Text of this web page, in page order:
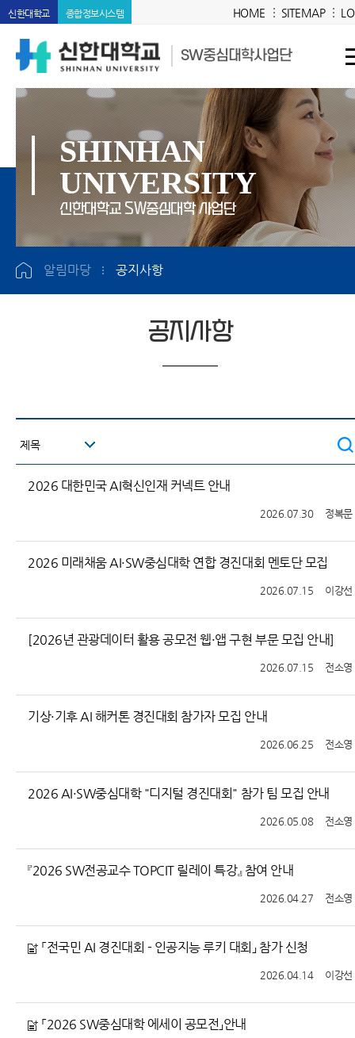
신한대학교 종합정보시스템 HOME SITEMAP
SW중심대학사업단
SHINHAN
UNIVERSITY
신한대학교 SW중심대학 사업단
알림마당 공지사항
공지사항
2026 대한민국 AI혁신인재 커넥트 안내
정복문
2026.07.30
2026 미래채움 AI·SW중심대학 연합 경진대회 멘토단 모집
이강선
2026.07.15
[2026년 관광데이터 활용 공모전 웹·앱 구현 부문 모집 안내]
전소영
2026.07.15
기상·기후 AI 해커톤 경진대회 참가자 모집 안내
전소영
2026.06.25
2026 AI·SW중심대학 "디지털 경진대회" 참가 팀 모집 안내
전소영
2026.05.08
『2026 SW전공교수 TOPCIT 릴레이 특강』 참여 안내
전소영
2026.04.27
「전국민 AI 경진대회 - 인공지능 루키 대회」 참가 신청
이강선
2026.04.14
「2026 SW중심대학 에세이 공모전」안내